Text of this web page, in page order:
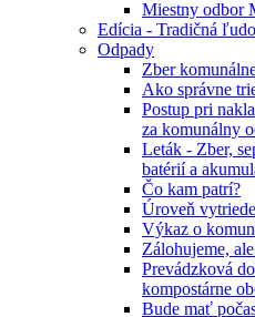
Miestny odbor
Edícia - Tradičná
Odpady
Zber
Ako správne
Postup pri
za komunálny
Leták - Zber,
batérií a
Čo kam patrí?
Úroveň
Výkaz o
Zálohujeme,
Prevádzková
kompostárne
Bude mať